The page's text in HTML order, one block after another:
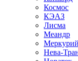
Космос
КЭАЗ
Лисма
Меандр
Меркурий
Нева-